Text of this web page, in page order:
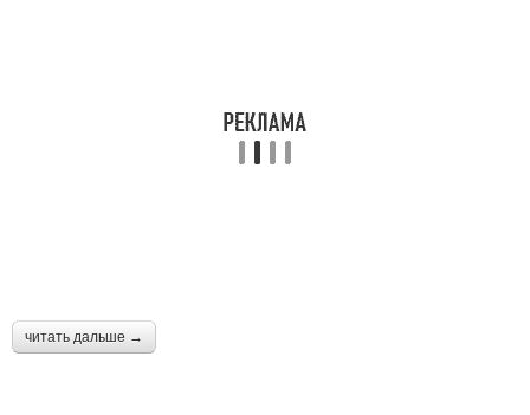
читать дальше →